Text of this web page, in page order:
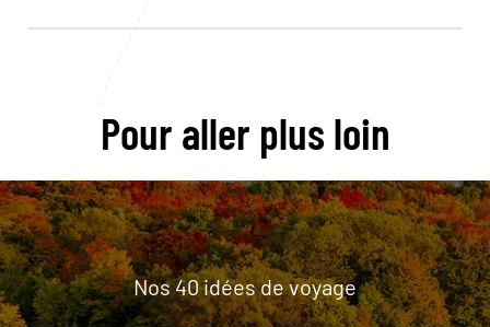
Pour aller plus loin
Nos 40 idées de voyage